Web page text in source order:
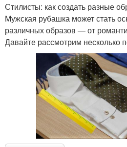
Стилисты: как создать разные
Мужская рубашка может стать
различных образов — от
Давайте рассмотрим несколько